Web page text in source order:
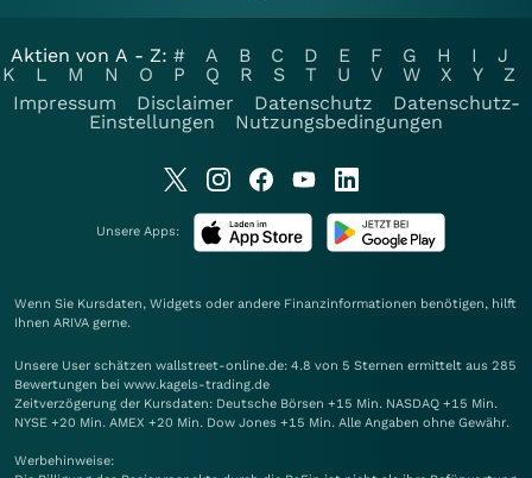
Aktien von A - Z: # A B C D E F G H I
J
K
L M N O P Q R S T U V W X Y
Z
Impressum
Disclaimer Datenschutz
Datenschutz-
Einstellungen
Nutzungsbedingungen
Unsere Apps:
Wenn Sie Kursdaten, Widgets oder andere Finanzinformationen benötigen, hilft
Ihnen ARIVA gerne.
Unsere User schätzen wallstreet-online.de: 4.8 von 5 Sternen ermittelt aus 285
Bewertungen bei www.kagels-trading.de
Zeitverzögerung der Kursdaten: Deutsche Börsen +15 Min. NASDAQ +15 Min.
NYSE +20 Min. AMEX +20 Min. Dow Jones +15 Min. Alle Angaben ohne Gewähr.
Werbehinweise: